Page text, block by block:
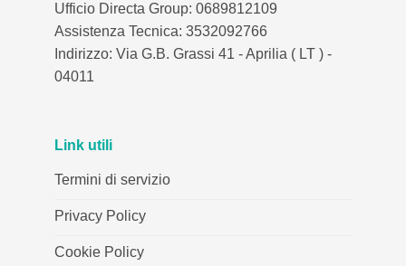
Ufficio Directa Group: 0689812109
Assistenza Tecnica: 3532092766
Indirizzo: Via G.B. Grassi 41 - Aprilia ( LT ) -
04011
Link utili
Termini di servizio
Privacy Policy
Cookie Policy